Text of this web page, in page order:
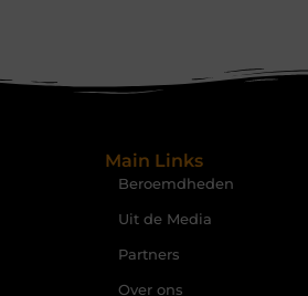
Main Links
Beroemdheden
Uit de Media
Partners
Over ons